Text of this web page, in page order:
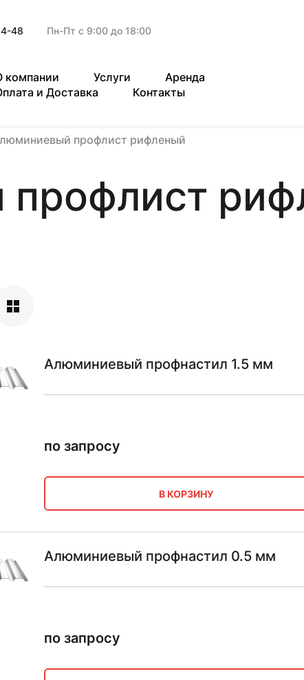
48 Пн-Пт с 9:00 до 18:00
компании Услуги
Аренда
и Доставка
Контакты
профлист рифленый
Алюминиевый профнастил 1.5 мм
по запросу
В КОРЗИНУ
Алюминиевый профнастил 0.5 мм
по запросу